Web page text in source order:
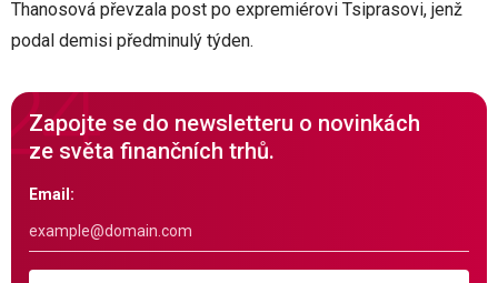
Thanosová převzala post po expremiérovi Tsiprasovi, jenž
podal demisi předminulý týden.
Zapojte se do newsletteru o novinkách
ze světa finančních trhů.
Email: